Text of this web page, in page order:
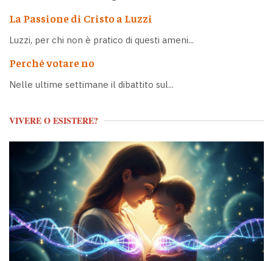
La Passione di Cristo a Luzzi
Luzzi, per chi non è pratico di questi ameni...
Perché votare no
Nelle ultime settimane il dibattito sul...
VIVERE O ESISTERE?